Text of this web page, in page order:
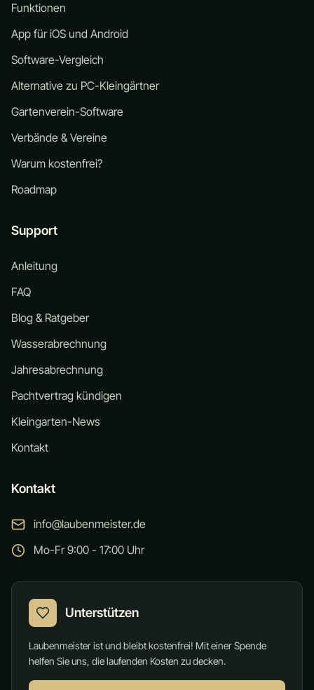
Funktionen
App für iOS und Android
Software-Vergleich
Alternative zu PC-Kleingärtner
Gartenverein-Software
Verbände & Vereine
Warum kostenfrei?
Roadmap
Support
Anleitung
FAQ
Blog & Ratgeber
Wasserabrechnung
Jahresabrechnung
Pachtvertrag kündigen
Kleingarten-News
Kontakt
Kontakt
info@laubenmeister.de
Mo-Fr 9:00 - 17:00 Uhr
Unterstützen
Laubenmeister ist und bleibt kostenfrei! Mit einer Spende
helfen Sie uns, die laufenden Kosten zu decken.